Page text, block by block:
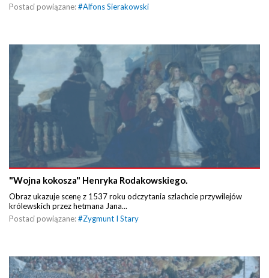
Postaci powiązane:#Alfons Sierakowski
"Wojna kokosza" Henryka Rodakowskiego.
Obraz ukazuje scenę z 1537 roku odczytania szlachcie przywilejów
królewskich przez hetmana Jana...
Postaci powiązane:#Zygmunt I Stary